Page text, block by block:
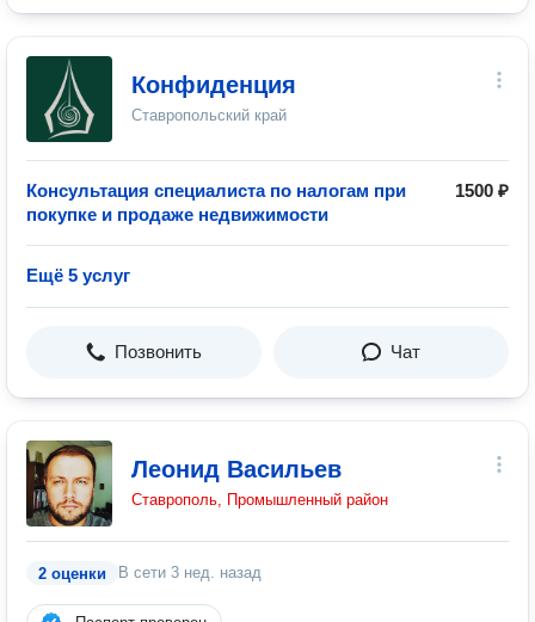
Конфиденция
Ставропольский край
Консультация специалиста по налогам при
покупке и продаже недвижимости
1500 ₽
Ещё 5 услуг
Позвонить Чат
Леонид Васильев
Ставрополь, Промышленный район
2 оценки В сети 3 нед. назад